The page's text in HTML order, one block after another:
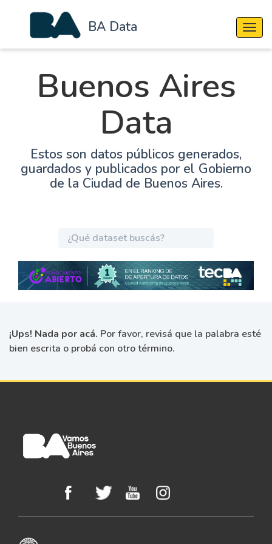
BA Data
Buenos Aires
Data
Estos son datos públicos generados,
guardados y publicados por el Gobierno
de la Ciudad de Buenos Aires.
¡Ups! Nada por acá. Por favor, revisá que la palabra esté
bien escrita o probá con otro término.